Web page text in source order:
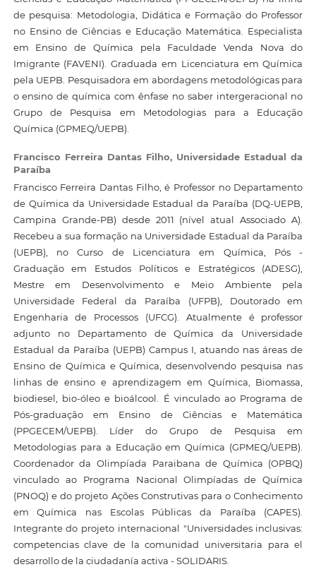
de pesquisa: Metodologia, Didática e Formação do Professor
no Ensino de Ciências e Educação Matemática. Especialista
em Ensino de Química pela Faculdade Venda Nova do
Imigrante (FAVENI). Graduada em Licenciatura em Química
pela UEPB. Pesquisadora em abordagens metodológicas para
o ensino de química com ênfase no saber intergeracional no
Grupo de Pesquisa em Metodologias para a Educação
Química (GPMEQ/UEPB).
Francisco Ferreira Dantas Filho, Universidade Estadual da
Paraíba
Francisco Ferreira Dantas Filho, é Professor no Departamento
de Química da Universidade Estadual da Paraíba (DQ-UEPB,
Campina Grande-PB) desde 2011 (nível atual Associado A).
Recebeu a sua formação na Universidade Estadual da Paraíba
(UEPB), no Curso de Licenciatura em Química, Pós -
Graduação em Estudos Políticos e Estratégicos (ADESG),
Mestre em Desenvolvimento e Meio Ambiente pela
Universidade Federal da Paraíba (UFPB), Doutorado em
Engenharia de Processos (UFCG). Atualmente é professor
adjunto no Departamento de Química da Universidade
Estadual da Paraíba (UEPB) Campus I, atuando nas áreas de
Ensino de Química e Química, desenvolvendo pesquisa nas
linhas de ensino e aprendizagem em Química, Biomassa,
biodiesel, bio-óleo e bioálcool. É vinculado ao Programa de
Pós-graduação em Ensino de Ciências e Matemática
(PPGECEM/UEPB). Líder do Grupo de Pesquisa em
Metodologias para a Educação em Química (GPMEQ/UEPB).
Coordenador da Olimpíada Paraibana de Química (OPBQ)
vinculado ao Programa Nacional Olimpíadas de Química
(PNOQ) e do projeto Ações Construtivas para o Conhecimento
em Química nas Escolas Públicas da Paraíba (CAPES).
Integrante do projeto internacional "Universidades inclusivas:
competencias clave de la comunidad universitaria para el
desarrollo de la ciudadanía activa - SOLIDARIS.